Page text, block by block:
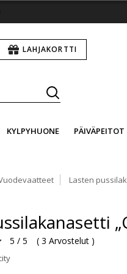
LAHJAKORTTI
KYLPYHUONE PÄIVÄPEITOT
Lasten
5 / 5 ( 3 Arvostelut )